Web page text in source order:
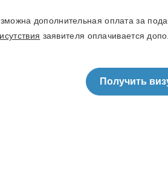
дополнительная оплата за
заявителя оплачивается
Получить